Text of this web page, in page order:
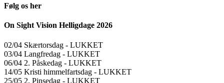
Følg os her
On Sight Vision Helligdage 2026
02/04 Skærtorsdag ​​- LUKKET
03/04 Langfredag ​​- LUKKET
06/04 2. Påskedag ​​- LUKKET
14/05 Kristi himmelfartsdag ​​- LUKKET
25/05 2. Pinsedag ​​- LUKKET